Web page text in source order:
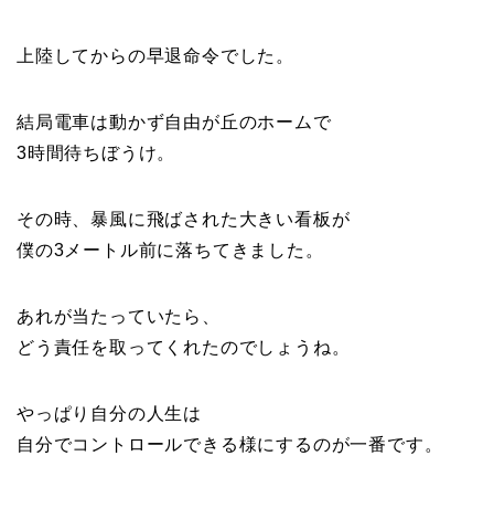
上陸してからの早退命令でした。
結局電車は動かず自由が丘のホームで
3時間待ちぼうけ。
その時、暴風に飛ばされた大きい看板が
僕の3メートル前に落ちてきました。
あれが当たっていたら、
どう責任を取ってくれたのでしょうね。
やっぱり自分の人生は
自分でコントロールできる様にするのが一番です。